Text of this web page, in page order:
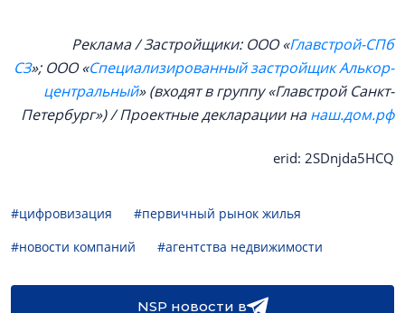
Реклама / Застройщики: ООО «Главстрой-СПб
СЗ»; ООО «Специализированный застройщик Алькор-
центральный» (входят в группу «Главстрой Санкт-
Петербург») / Проектные декларации нанаш.дом.рф
erid: 2SDnjda5HCQ
#цифровизация
#первичный рынок жилья
#новости компаний
#агентства недвижимости
NSP новости в